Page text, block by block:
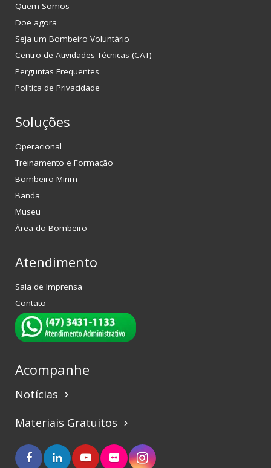
Quem Somos
Doe agora
Seja um Bombeiro Voluntário
Centro de Atividades Técnicas (CAT)
Perguntas Frequentes
Política de Privacidade
Soluções
Operacional
Treinamento e Formação
Bombeiro Mirim
Banda
Museu
Área do Bombeiro
Atendimento
Sala de Imprensa
Contato
Acompanhe
Notícias keyboard_arrow_right
Materiais Gratuitos keyboard_arrow_right